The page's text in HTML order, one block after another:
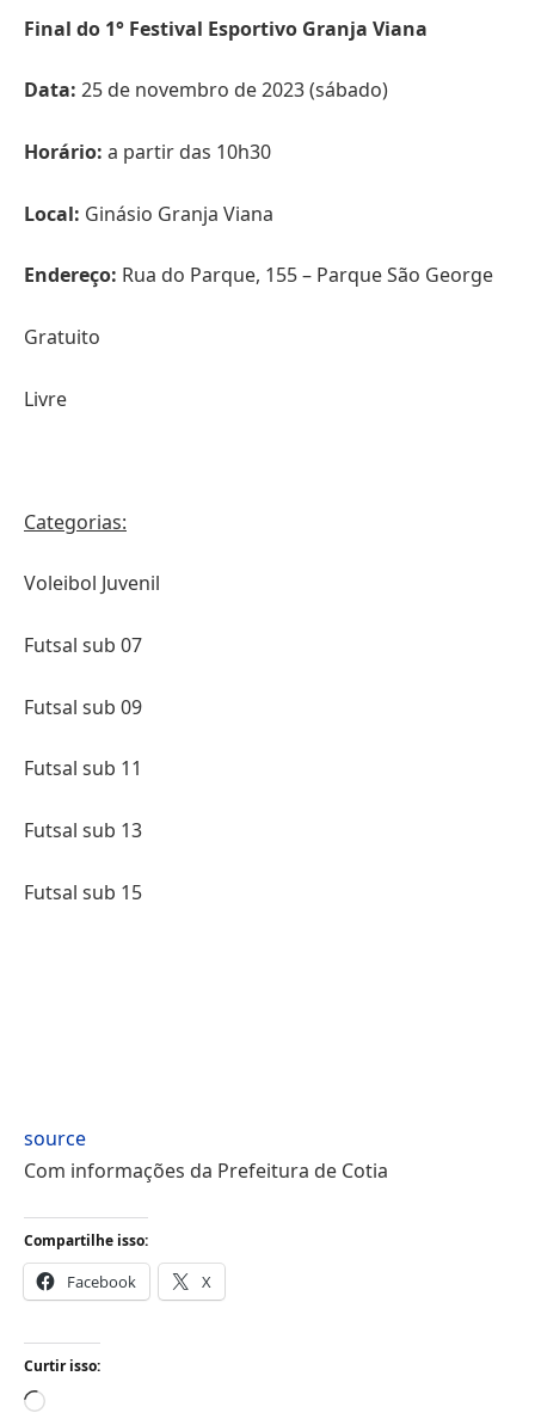
Final do 1° Festival Esportivo Granja Viana
Data: 25 de novembro de 2023 (sábado)
Horário: a partir das 10h30
Local: Ginásio Granja Viana
Endereço: Rua do Parque, 155 – Parque São George
Gratuito
Livre
Categorias:
Voleibol Juvenil
Futsal sub 07
Futsal sub 09
Futsal sub 11
Futsal sub 13
Futsal sub 15
source
Com informações da Prefeitura de Cotia
Compartilhe isso:
Facebook X
Curtir isso:
Carregando...